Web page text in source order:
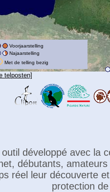
Voorjaarstelling
Najaarstelling
Met de telling bezig
telposten]
développé avec la
débutants,
réel leur découverte
protection